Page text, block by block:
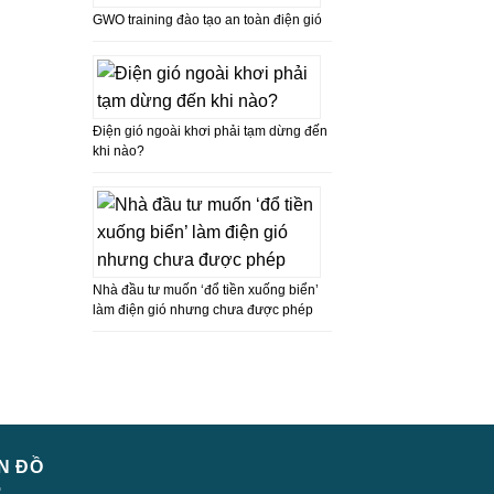
GWO training đào tạo an toàn điện gió
Điện gió ngoài khơi phải tạm dừng đến
khi nào?
Nhà đầu tư muốn ‘đổ tiền xuống biển’
làm điện gió nhưng chưa được phép
ĐỒ